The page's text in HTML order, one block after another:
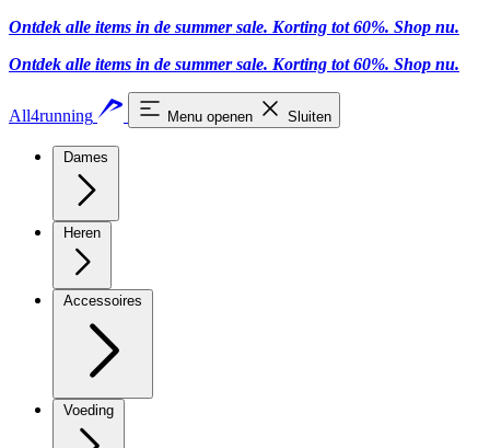
Ontdek alle items in de summer sale. Korting tot 60%. Shop nu.
Ontdek alle items in de summer sale. Korting tot 60%. Shop nu.
All4running Menu openen Sluiten
Dames
Heren
Accessoires
Voeding